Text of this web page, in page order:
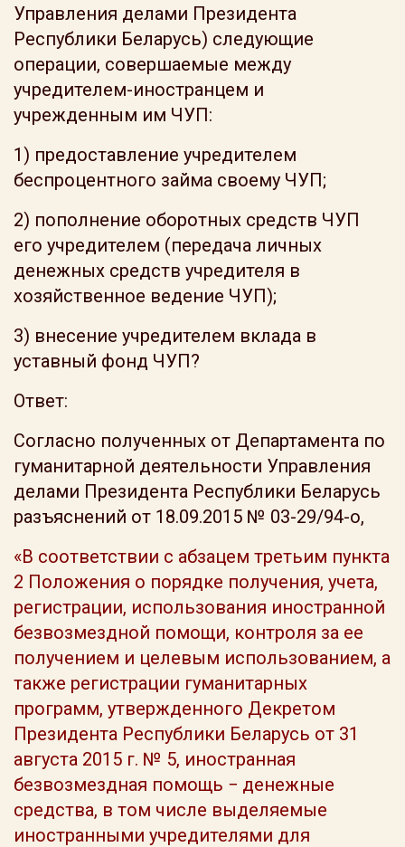
Управления делами Президента
Республики Беларусь) следующие
операции, совершаемые между
учредителем-иностранцем и
учрежденным им ЧУП:
1) предоставление учредителем
беспроцентного займа своему ЧУП;
2) пополнение оборотных средств ЧУП
его учредителем (передача личных
денежных средств учредителя в
хозяйственное ведение ЧУП);
3) внесение учредителем вклада в
уставный фонд ЧУП?
Ответ:
Согласно полученных от Департамента по
гуманитарной деятельности Управления
делами Президента Республики Беларусь
разъяснений от 18.09.2015 № 03-29/94-о,
«В соответствии с абзацем третьим пункта
2 Положения о порядке получения, учета,
регистрации, использования иностранной
безвозмездной помощи, контроля за ее
получением и целевым использованием, а
также регистрации гуманитарных
программ, утвержденного Декретом
Президента Республики Беларусь от 31
августа 2015 г. № 5, иностранная
безвозмездная помощь − денежные
средства, в том числе выделяемые
иностранными учредителями для